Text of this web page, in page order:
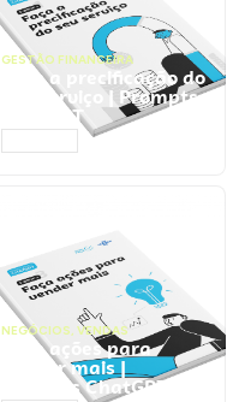
GESTÃO FINANCEIRA
Faça a precificação do
seu serviço | Prompts
ChatGPT
NEGÓCIOS, VENDAS
Faça ações para
vender mais |
Prompts ChatGPT